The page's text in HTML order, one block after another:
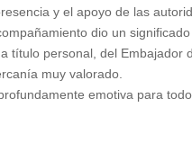
y el apoyo de las
dio un
título personal, del Embajador
muy valorado.
emotiva para